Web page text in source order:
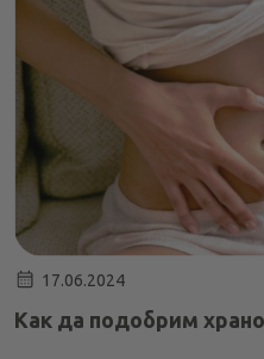
17.06.2024
Как да подобрим